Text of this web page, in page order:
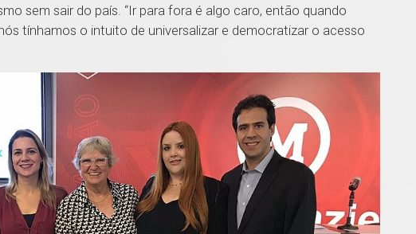
sem sair do país. “Ir para fora é algo caro, então quando
tínhamos o intuito de universalizar e democratizar o acesso